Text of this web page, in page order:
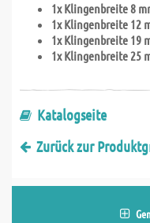
1x Klingenbreite 8
1x Klingenbreite 12
1x Klingenbreite 19
1x Klingenbreite 25
Katalogseite
Zurück zur